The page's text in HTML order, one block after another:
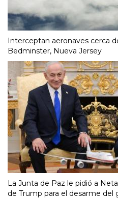
Interceptan aeronaves cerca
Bedminster, Nueva Jersey
La Junta de Paz le pidió a
de Trump para el desarme